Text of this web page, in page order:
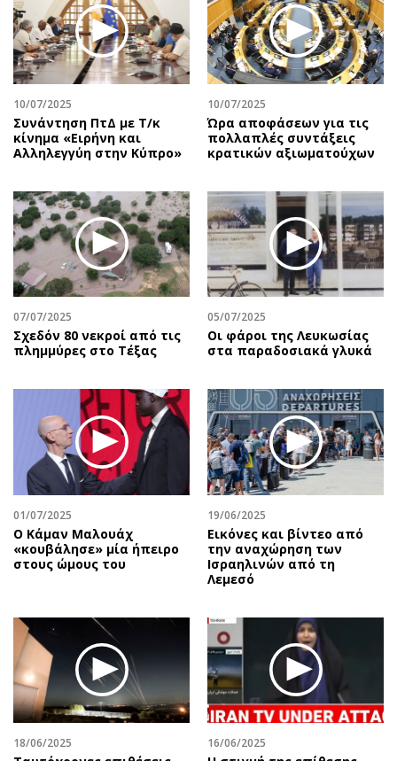
10/07/2025
Συνάντηση ΠτΔ με Τ/κ
κίνημα «Ειρήνη και
Αλληλεγγύη στην Κύπρο»
10/07/2025
Ώρα αποφάσεων για τις
πολλαπλές συντάξεις
κρατικών αξιωματούχων
07/07/2025
Σχεδόν 80 νεκροί από τις
πλημμύρες στο Τέξας
05/07/2025
Οι φάροι της Λευκωσίας
στα παραδοσιακά γλυκά
01/07/2025
Ο Κάμαν Μαλουάχ
«κουβάλησε» μία ήπειρο
στους ώμους του
19/06/2025
Εικόνες και βίντεο από
την αναχώρηση των
Ισραηλινών από τη
Λεμεσό
18/06/2025 16/06/2025